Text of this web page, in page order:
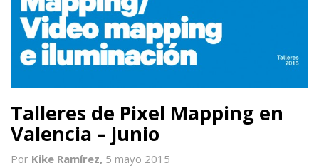
Talleres de Pixel Mapping en
Valencia – junio
Por Kike Ramírez, 5 mayo 2015